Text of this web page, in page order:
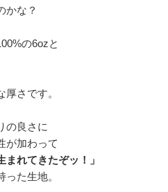
かな？
の6ozと
さです。
の良さに
が加わって
まれてきたぞッ！」
た生地。